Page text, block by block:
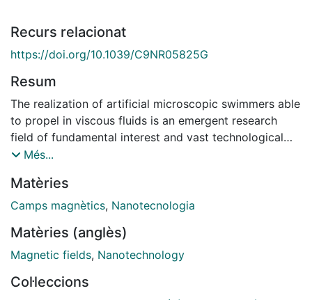
Recurs relacionat
https://doi.org/10.1039/C9NR05825G
Resum
The realization of artificial microscopic swimmers able
to propel in viscous fluids is an emergent research
field of fundamental interest and vast technological
applications. For certain functionalities, the efficiency
provided through an external actuation into propulsive
power output can be critical. Here we use a
ferromagnetic rod and a paramagnetic sphere and
directly determine its swimming efficiency when it is
video recording and numerical simulations we fully
Més...
Matèries
Camps magnètics, Nanotecnologia
Matèries (anglès)
Magnetic fields, Nanotechnology
Col·leccions